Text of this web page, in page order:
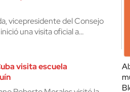
vicepresidente del Consejo
una visita oficial a…
visita escuela